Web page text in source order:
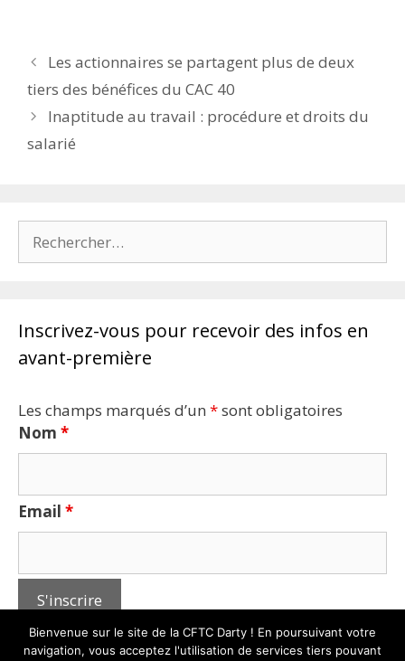
Les actionnaires se partagent plus de deux
tiers des bénéfices du CAC 40
Inaptitude au travail : procédure et droits du
salarié
Inscrivez-vous pour recevoir des infos en
avant-première
Les champs marqués d’un *sont obligatoires
Nom *
Email *
Bienvenue sur le site de la CFTC Darty ! En poursuivant votre
navigation, vous acceptez l'utilisation de services tiers pouvant